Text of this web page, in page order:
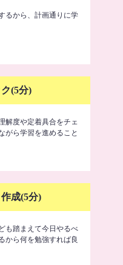
るから、計画通りに学
(5分)
解度や定着具合をチェ
がら学習を進めること
成(5分)
も踏まえて今日やるべ
から何を勉強すれば良